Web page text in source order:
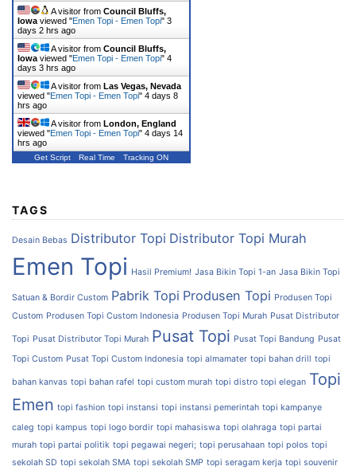
A visitor from Council Bluffs,
Iowa viewed "Emen Topi - Emen Topi" 3
days 2 hrs ago
A visitor from Council Bluffs,
Iowa viewed "Emen Topi - Emen Topi" 4
days 3 hrs ago
A visitor from Las Vegas, Nevada
viewed "Emen Topi - Emen Topi" 4 days 8
hrs ago
A visitor from London, England
viewed "Emen Topi - Emen Topi" 4 days 14
hrs ago
Get Script Real Time Tracking ON
TAGS
Desain Bebas Distributor Topi Distributor Topi Murah
Emen Topi Hasil Premium! Jasa Bikin Topi 1-an Jasa Bikin Topi
Satuan & Bordir Custom Pabrik Topi Produsen Topi Produsen Topi
Custom Produsen Topi Custom Indonesia Produsen Topi Murah Pusat Distributor
Topi Pusat Distributor Topi Murah Pusat Topi Pusat Topi Bandung Pusat
Topi Custom Pusat Topi Custom Indonesia topi almamater topi bahan drill topi
bahan kanvas topi bahan rafel topi custom murah topi distro topi elegan Topi
Emen topi fashion topi instansi topi instansi pemerintah topi kampanye
caleg topi kampus topi logo bordir topi mahasiswa topi olahraga topi partai
murah topi partai politik topi pegawai negeri; topi perusahaan topi polos topi
sekolah SD topi sekolah SMA topi sekolah SMP topi seragam kerja topi souvenir